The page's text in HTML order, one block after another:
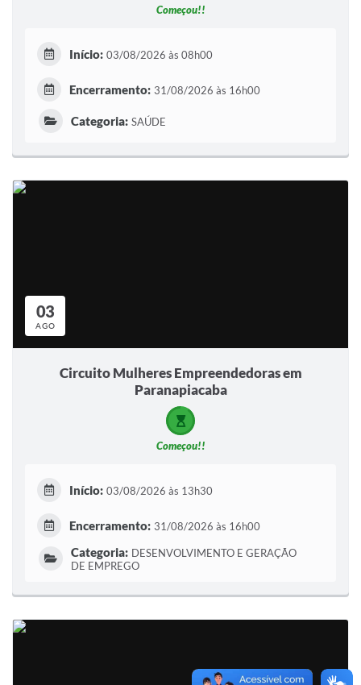
Começou!!
Início: 03/08/2026 às 08h00
Encerramento: 31/08/2026 às 16h00
Categoria: SAÚDE
03
AGO
Circuito Mulheres Empreendedoras em
Paranapiacaba
Começou!!
Início: 03/08/2026 às 13h30
Encerramento: 31/08/2026 às 16h00
Categoria: DESENVOLVIMENTO E GERAÇÃO
DE EMPREGO